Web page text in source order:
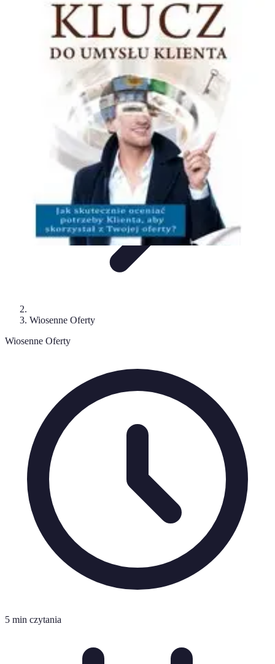
Oferty Wyjazdowe
Zdrowe wakacjeRodzinne Wakacje Aktywne WakacjeRodzinne
Wakacyjne Kierunki
Oferty Wyjazdowe
Wiosenne Oferty
Wiosenne Oferty
5 min czytania